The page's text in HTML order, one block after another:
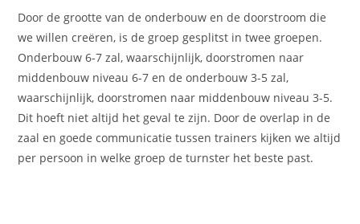
Door de grootte van de onderbouw en de doorstroom die
we willen creëren, is de groep gesplitst in twee groepen.
Onderbouw 6-7 zal, waarschijnlijk, doorstromen naar
middenbouw niveau 6-7 en de onderbouw 3-5 zal,
waarschijnlijk, doorstromen naar middenbouw niveau 3-5.
Dit hoeft niet altijd het geval te zijn. Door de overlap in de
zaal en goede communicatie tussen trainers kijken we altijd
per persoon in welke groep de turnster het beste past.